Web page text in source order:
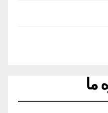
ما